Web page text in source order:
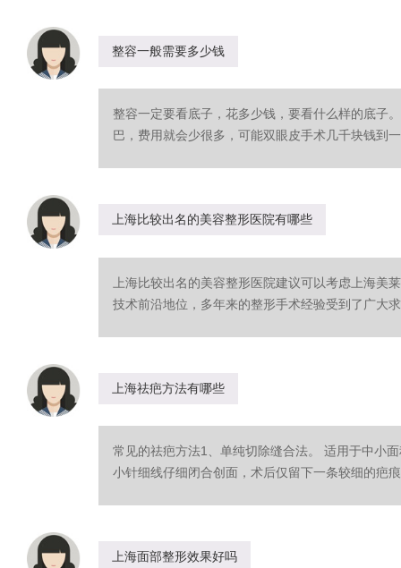
整容一般需要多少钱
整容一定要看底子，花多少钱，要看什么样的底子
巴，费用就会少很多，可能双眼皮手术几千块钱到
上海比较出名的美容整形医院有哪些
上海比较出名的美容整形医院建议可以考虑上海美
技术前沿地位，多年来的整形手术经验受到了广大
上海祛疤方法有哪些
常见的祛疤方法1、单纯切除缝合法。 适用于中小
小针细线仔细闭合创面，术后仅留下一条较细的疤
上海面部整形效果好吗